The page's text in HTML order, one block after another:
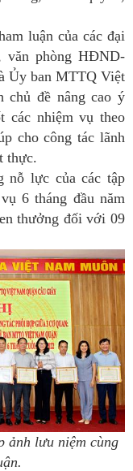
luận của các đại
văn phòng HĐND-
Ủy ban MTTQ Việt
chủ đề nâng cao ý
các nhiệm vụ theo
cho công tác lãnh
thực.
nỗ lực của các tập
6 tháng đầu năm
thưởng đối với 09
ảnh lưu niệm cùng